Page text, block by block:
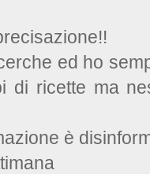
ed ho
di ricette ma
è